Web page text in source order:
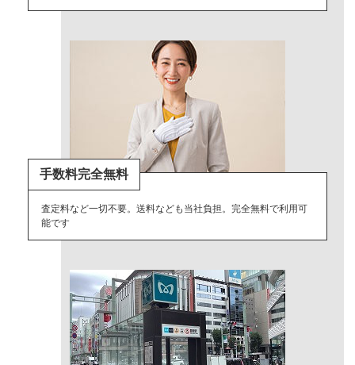
手数料完全無料
査定料など一切不要。送料なども当社負担。完全無料で利用可
能です